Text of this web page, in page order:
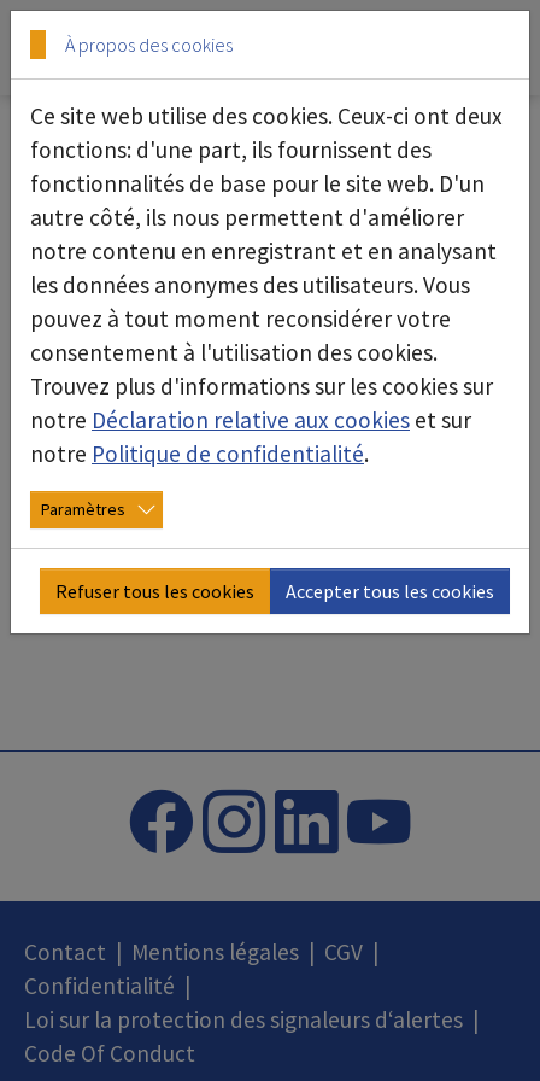
Skip to main content
Skip to page footer
Ce produit n'est actuellement pas
disponible en France. N'hésitez pas à
nous contacter pour connaître les
alternatives.
vers la page d'accueil
Contact Mentions légales CGV
Confidentialité
Loi sur la protection des signaleurs d‘alertes
Code Of Conduct
À propos des cookies
Ce site web utilise des cookies. Ceux-ci ont deux
fonctions: d'une part, ils fournissent des
fonctionnalités de base pour le site web. D'un
autre côté, ils nous permettent d'améliorer
notre contenu en enregistrant et en analysant
les données anonymes des utilisateurs. Vous
pouvez à tout moment reconsidérer votre
consentement à l'utilisation des cookies.
Trouvez plus d'informations sur les cookies sur
notre Déclaration relative aux cookies et sur
notre Politique de confidentialité.
Paramètres
Refuser tous les cookies Accepter tous les cookies